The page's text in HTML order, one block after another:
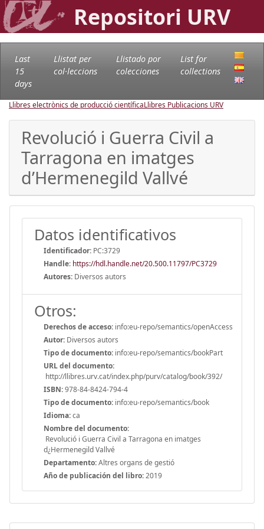
Repositori URV
Last
15
days
Llistat per
col·leccions
Llistado por
colecciones
List for
collections
Llibres electrònics de producció científicaLlibres Publicacions URV
Revolució i Guerra Civil a
Tarragona en imatges
d’Hermenegild Vallvé
Datos identificativos
Identificador: PC:3729
Handle: https://hdl.handle.net/20.500.11797/PC3729
Autores: Diversos autors
Otros:
Derechos de acceso: info:eu-repo/semantics/openAccess
Autor: Diversos autors
Tipo de documento: info:eu-repo/semantics/bookPart
URL del documento:
http://llibres.urv.cat/index.php/purv/catalog/book/392/
ISBN:978-84-8424-794-4
Tipo de documento: info:eu-repo/semantics/book
Idioma:ca
Nombre del documento:
Revolució i Guerra Civil a Tarragona en imatges
d¿Hermenegild Vallvé
Departamento:Altres organs de gestió
Año de publicación del libro:2019